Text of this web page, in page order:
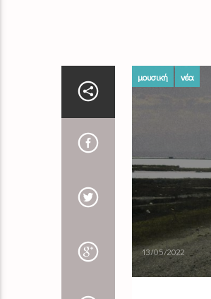
μουσική νέα
13/05/2022